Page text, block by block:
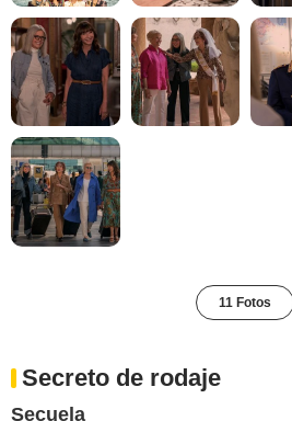
11 Fotos
Secreto de rodaje
Secuela